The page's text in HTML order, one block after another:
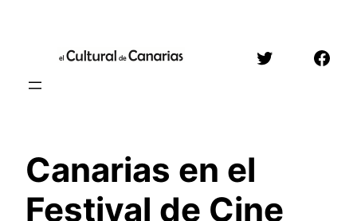
contenido
Twitter
Canarias en el
Festival de Cine